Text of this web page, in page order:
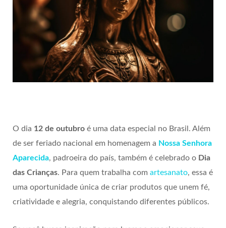
O dia 12 de outubro é uma data especial no Brasil. Além
de ser feriado nacional em homenagem a Nossa Senhora
Aparecida, padroeira do país, também é celebrado o Dia
das Crianças. Para quem trabalha com artesanato, essa é
uma oportunidade única de criar produtos que unem fé,
criatividade e alegria, conquistando diferentes públicos.